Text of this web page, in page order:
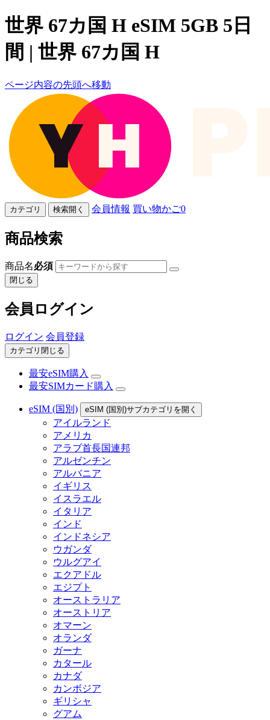
世界 67カ国 H eSIM 5GB 5日
間 | 世界 67カ国 H
ページ内容の先頭へ移動
カテゴリ 検索開く 会員情報 買い物かご0
商品検索
商品名必須
閉じる
会員ログイン
ログイン 会員登録
カテゴリ閉じる
最安eSIM購入
最安SIMカード購入
eSIM (国別) eSIM (国別)サブカテゴリを開く
アイルランド
アメリカ
アラブ首長国連邦
アルゼンチン
アルバニア
イギリス
イスラエル
イタリア
インド
インドネシア
ウガンダ
ウルグアイ
エクアドル
エジプト
オーストラリア
オーストリア
オマーン
オランダ
ガーナ
カタール
カナダ
カンボジア
ギリシャ
グアム